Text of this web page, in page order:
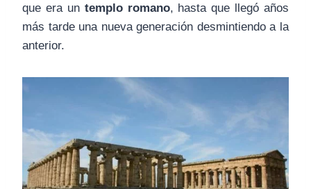
que era un templo romano, hasta que llegó años
más tarde una nueva generación desmintiendo a la
anterior.